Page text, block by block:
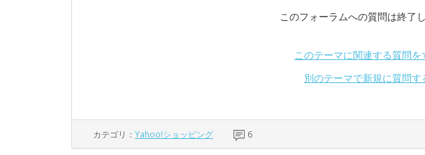
このフォーラムへの質問は終了
このテーマに関連する質問を
別のテーマで新規に質問す
カテゴリ： Yahoo!ショッピング 6